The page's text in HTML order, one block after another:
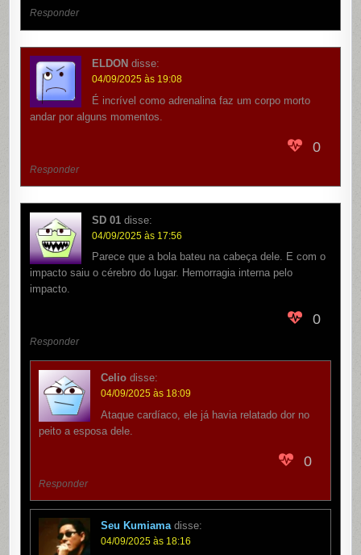
Responder
ELDON disse:
04/09/2025 às 19:08
É incrível como adrenalina faz um corpo morto
andar por alguns momentos.
0
Responder
SD 01 disse:
04/09/2025 às 17:56
Parece que a bola bateu na cabeça dele. E com o
impacto saiu o cérebro do lugar. Hemorragia interna pelo
impacto.
0
Responder
Celio disse:
04/09/2025 às 18:09
Ataque cardíaco, ele já havia relatado dor no
peito a esposa dele.
0
Responder
Seu Kumiama disse:
04/09/2025 às 18:16